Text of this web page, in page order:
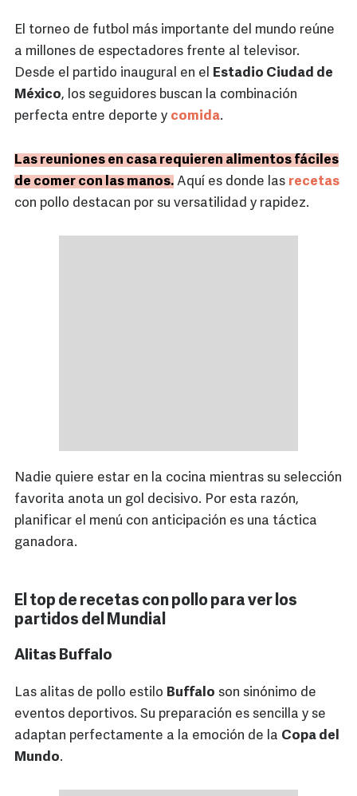
El torneo de futbol más importante del mundo reúne
a millones de espectadores frente al televisor.
Desde el partido inaugural en el Estadio Ciudad de
México, los seguidores buscan la combinación
perfecta entre deporte y comida.
Las reuniones en casa requieren alimentos fáciles
de comer con las manos. Aquí es donde las recetas
con pollo destacan por su versatilidad y rapidez.
Nadie quiere estar en la cocina mientras su selección
favorita anota un gol decisivo. Por esta razón,
planificar el menú con anticipación es una táctica
ganadora.
El top de recetas con pollo para ver los
partidos del Mundial
Alitas Buffalo
Las alitas de pollo estilo Buffalo son sinónimo de
eventos deportivos. Su preparación es sencilla y se
adaptan perfectamente a la emoción de la Copa del
Mundo.